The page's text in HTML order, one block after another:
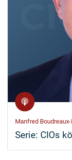
Manfred
Serie: CIOs